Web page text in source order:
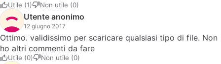
habia registrado y todo muchas gracias x mucho mas de
20 años que utilizo vuestro E-mule y nunca habia tenido
este problema y ademas con todos los demas sistemas de
descargas no me allo tendre que adatarme a los
demas.Saludos para todos Johnny
Utile (1) Non utile (0)
Utente anonimo
12 giugno 2017
Ottimo. validissimo per scaricare qualsiasi tipo di file. Non
ho altri commenti da fare
Utile (0) Non utile (0)